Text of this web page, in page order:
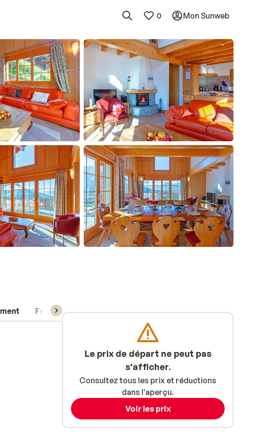
0 Mon Sunweb
Forfait, cours et matériel de ski
Le prix de départ ne peut pas
s'afficher.
Consultez tous les prix et réductions
dans l'aperçu.
Voir les prix